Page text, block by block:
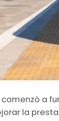
comenzó a
la